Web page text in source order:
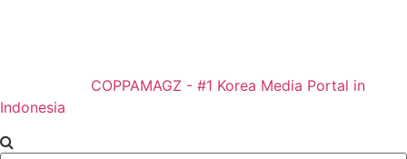
COPPAMAGZ - #1 Korea Media Portal in
Indonesia